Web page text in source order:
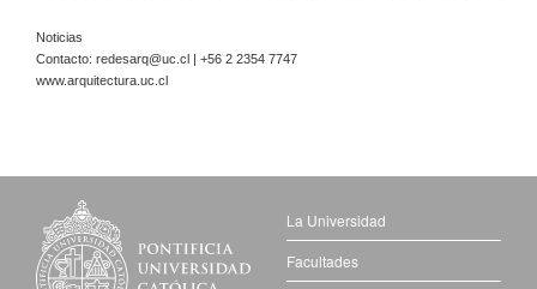
Noticias
Contacto: redesarq@uc.cl | +56 2 2354 7747
www.arquitectura.uc.cl
La Universidad
Facultades